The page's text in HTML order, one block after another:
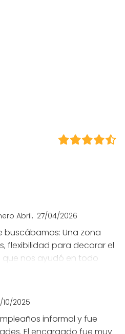
Abril 27/04/2026
buscábamos: Una zona
flexibilidad para decorar el
nos ayudó en todo
nos incluía el menú se
Quedamos muy
10/2025
informal y fue